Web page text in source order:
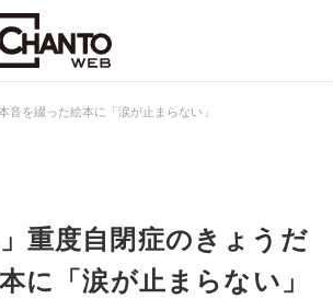
を綴った絵本に「涙が止まらない」
重度自閉症のきょうだ
に「涙が止まらない」